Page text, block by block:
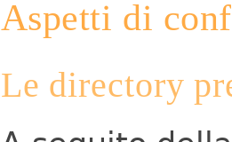
Aspetti di
Le directory